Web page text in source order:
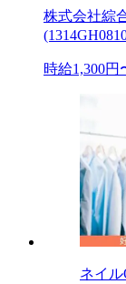
株式会社綜
時給1,300円
ネイ